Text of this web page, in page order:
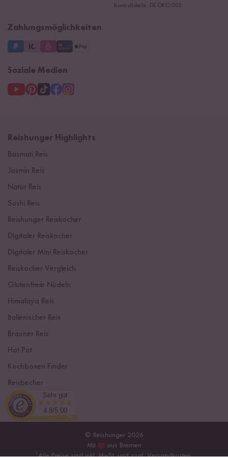
Kontrollstelle: DE-ÖKO-005
Zahlungsmöglichkeiten
Soziale Medien
Reishunger Highlights
Basmati Reis
Jasmin Reis
Natur Reis
Sushi Reis
Reishunger Reiskocher
Digitaler Reiskocher
Digitaler Mini Reiskocher
Reiskocher Vergleich
Glutenfreie Nudeln
Himalaya Reis
Italienischer Reis
Brauner Reis
Hot Pot
Kochboxen Finder
Reisbecher
Sushi Einsteiger Box
© Reishunger 2026
Mit
aus Bremen
¹Alle Preise sind inkl. MwSt. und zzgl.Versandkosten.
Sehr gut
4.8/5.00